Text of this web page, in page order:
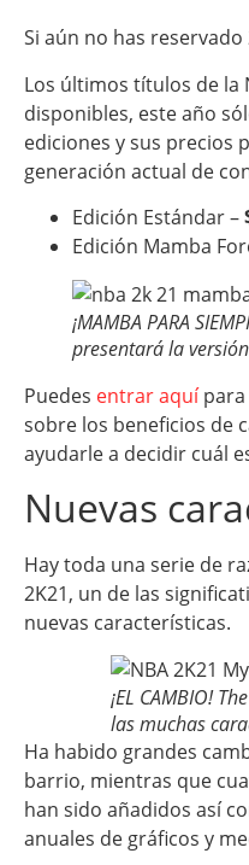
Si aún no has reservado
Los últimos títulos de la
disponibles, este año
ediciones y sus precios
generación actual de
Edición Estándar –
Edición Mamba
¡MAMBA PARA
presentará la
Puedes entrar aquípara
sobre los beneficios de
ayudarle a decidir cuál
Nuevas
Hay toda una serie de
2K21, un de las
nuevas características.
¡EL CAMBIO!
las muchas
Ha habido grandes
barrio, mientras que
han sido añadidos así
anuales de gráficos y